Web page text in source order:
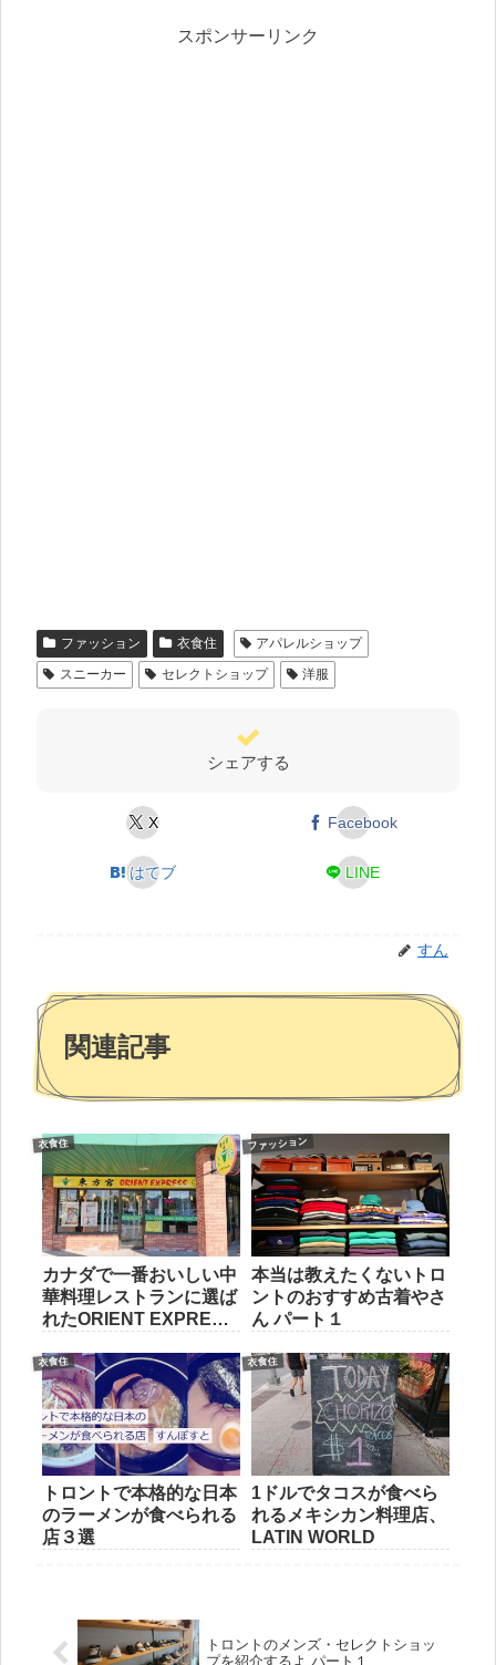
スポンサーリンク
ファッション 衣食住
アパレルショップ
スニーカー
セレクトショップ 洋服
シェアする
X Facebook
はてブ LINE
すん
関連記事
衣食住
カナダで一番おいしい中
華料理レストランに選ば
れたORIENT EXPRESS
ファッション
本当は教えたくないトロ
ントのおすすめ古着やさ
ん パート１
衣食住
トロントで本格的な日本
のラーメンが食べられる
店３選
衣食住
1ドルでタコスが食べら
れるメキシカン料理店、
LATIN WORLD
トロントのメンズ・セレクトショッ
プを紹介するよ パート１